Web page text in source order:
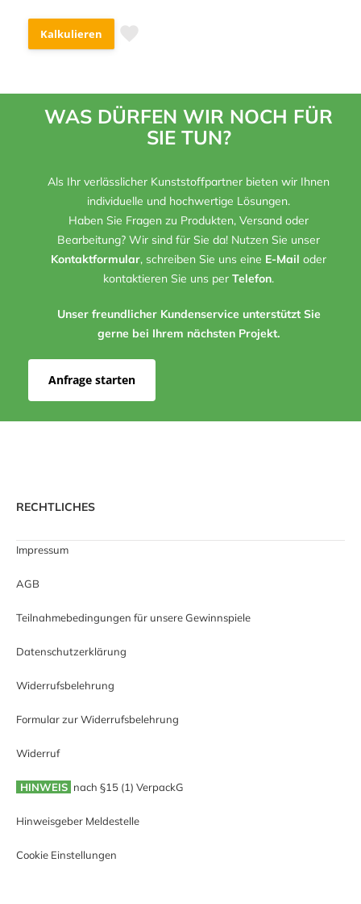
Kalkulieren
WAS DÜRFEN WIR NOCH FÜR
SIE TUN?
Als Ihr verlässlicher Kunststoffpartner bieten wir Ihnen
individuelle und hochwertige Lösungen.
Haben Sie Fragen zu Produkten, Versand oder
Bearbeitung? Wir sind für Sie da! Nutzen Sie unser
Kontaktformular, schreiben Sie uns eine E-Mail oder
kontaktieren Sie uns per Telefon.
Unser freundlicher Kundenservice unterstützt Sie
gerne bei Ihrem nächsten Projekt.
Anfrage starten
RECHTLICHES
Impressum
AGB
Teilnahmebedingungen für unsere Gewinnspiele
Datenschutzerklärung
Widerrufsbelehrung
Formular zur Widerrufsbelehrung
Widerruf
HINWEIS nach §15 (1) VerpackG
Hinweisgeber Meldestelle
Cookie Einstellungen